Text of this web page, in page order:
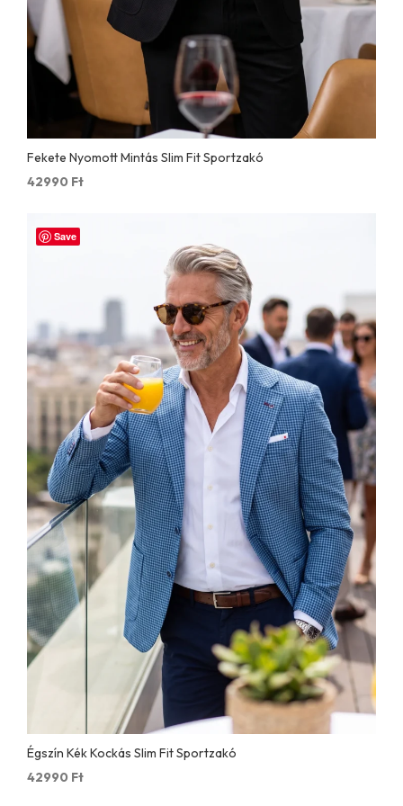
Fekete Nyomott Mintás Slim Fit Sportzakó
42990 Ft
Save
Égszín Kék Kockás Slim Fit Sportzakó
42990 Ft